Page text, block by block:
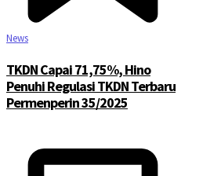
News
TKDN Capai 71,75%, Hino
Penuhi Regulasi TKDN Terbaru
Permenperin 35/2025